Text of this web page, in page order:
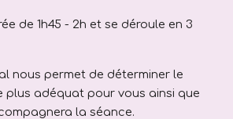
de 1h45 - 2h et se déroule en 3
nous permet de déterminer le
plus adéquat pour vous ainsi que
la séance.